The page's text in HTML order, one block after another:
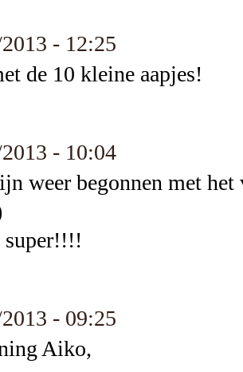
- 12:25
de 10 kleine aapjes!
- 10:04
weer begonnen met het
- 09:25
Aiko,